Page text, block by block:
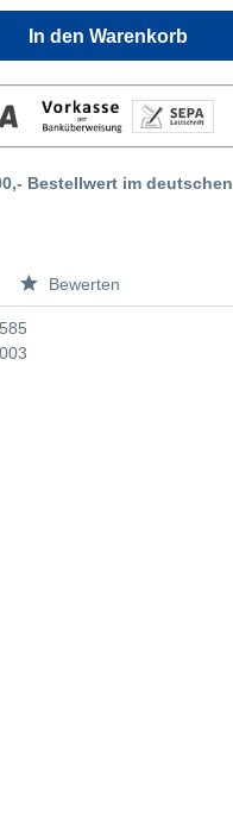
In den Warenkorb
Bestellwert im deutschen
Bewerten